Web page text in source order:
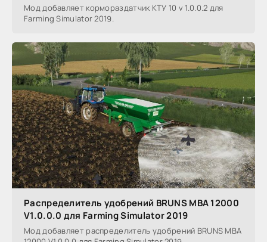
Мод добавляет кормораздатчик КТУ 10 v 1.0.0.2 для
Farming Simulator 2019.
Распределитель удобрений BRUNS MBA 12000
V1.0.0.0 для Farming Simulator 2019
Мод добавляет распределитель удобрений BRUNS MBA